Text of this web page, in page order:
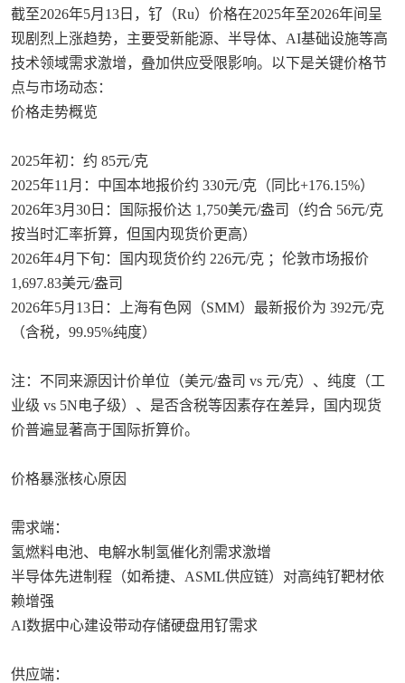
截至2026年5月13日，钌（Ru）价格在2025年至2026年间呈
现‌剧烈上涨‌趋势，主要受新能源、半导体、AI基础设施等高
技术领域需求激增，叠加供应受限影响。以下是关键价格节
点与市场动态：
价格走势概览
‌2025年初‌：约 ‌85元/克‌ ‌‌
‌2025年11月‌：中国本地报价约 ‌330元/克‌（同比+176.15%）‌‌
‌2026年3月30日‌：国际报价达 ‌1,750美元/盎司‌（约合 ‌56元/克‌
按当时汇率折算，但国内现货价更高）‌‌
‌2026年4月下旬‌：国内现货价约 ‌226元/克‌ ‌‌；伦敦市场报价
‌1,697.83美元/盎司‌ ‌‌
‌2026年5月13日‌：上海有色网（SMM）最新报价为 ‌392元/克‌
（含税，99.95%纯度）‌‌
注：不同来源因计价单位（美元/盎司 vs 元/克）、纯度（工
业级 vs 5N电子级）、是否含税等因素存在差异，‌国内现货
价普遍显著高于国际折算价‌。
价格暴涨核心原因
‌需求端‌：
氢燃料电池、电解水制氢催化剂需求激增
半导体先进制程（如希捷、ASML供应链）对高纯钌靶材依
赖增强
AI数据中心建设带动存储硬盘用钌需求 ‌‌
‌供应端‌：